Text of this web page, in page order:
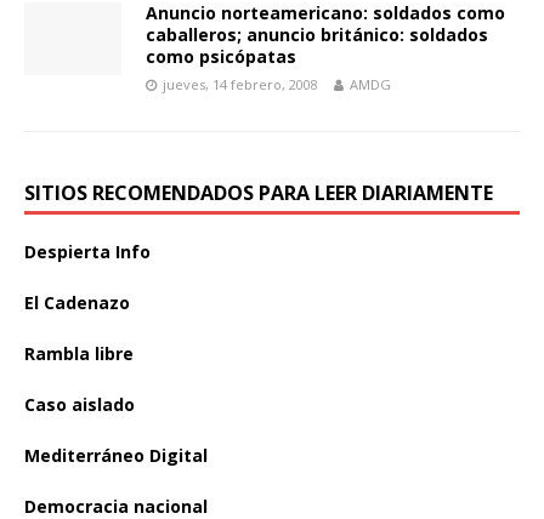
Anuncio norteamericano: soldados como
caballeros; anuncio británico: soldados
como psicópatas
jueves, 14 febrero, 2008 AMDG
SITIOS RECOMENDADOS PARA LEER DIARIAMENTE
Despierta Info
El Cadenazo
Rambla libre
Caso aislado
Mediterráneo Digital
Democracia nacional